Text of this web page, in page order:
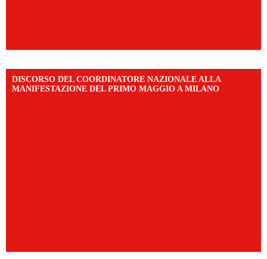
DISCORSO DEL COORDINATORE NAZIONALE ALLA
MANIFESTAZIONE DEL PRIMO MAGGIO A MILANO